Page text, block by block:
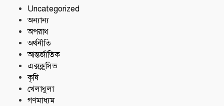
Uncategorized
অন্যান্য
অপরাধ
অর্থনীতি
আন্তর্জাতিক
এক্সক্লুসিভ
কৃষি
খেলাধুলা
গণমাধ্যম